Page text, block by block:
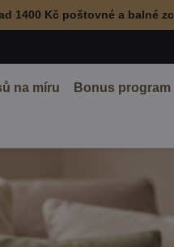
1400 Kč poštovné a balné
na míru Bonus program